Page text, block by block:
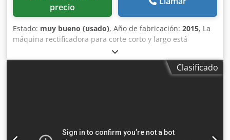
precio
Estado: muy bueno (usado), Año de fabricación: 2015, La
máquina rectificadora para corte corto y largo está
diseñada para el recorte de pernos eyector, pernos de
núcleo, casquillos, punzones de corte y otras piezas de
forma cilíndrica. La longitud deseada de instalación se
garantiza una tolerancia de longitud de ±0,01 mm. Solo
Clasificado